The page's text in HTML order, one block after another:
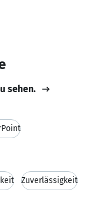
sehen.
Zuverlässigkeit